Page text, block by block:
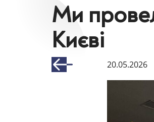
Ми
Києві
20.05.2026